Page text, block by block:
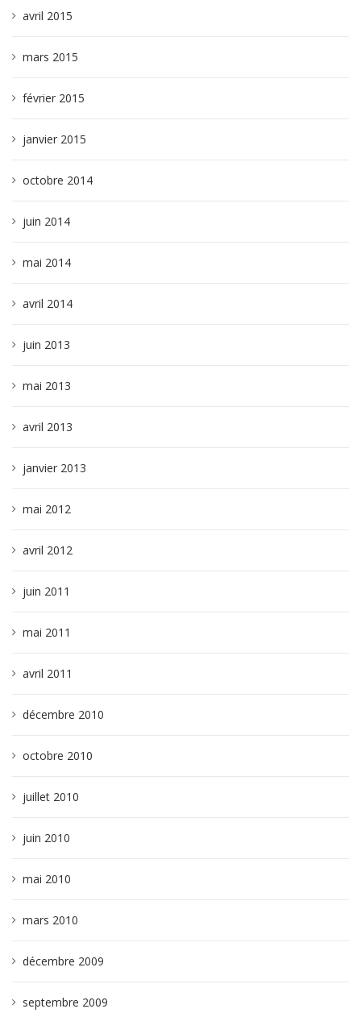
avril 2015
mars 2015
février 2015
janvier 2015
octobre 2014
juin 2014
mai 2014
avril 2014
juin 2013
mai 2013
avril 2013
janvier 2013
mai 2012
avril 2012
juin 2011
mai 2011
avril 2011
décembre 2010
octobre 2010
juillet 2010
juin 2010
mai 2010
mars 2010
décembre 2009
septembre 2009